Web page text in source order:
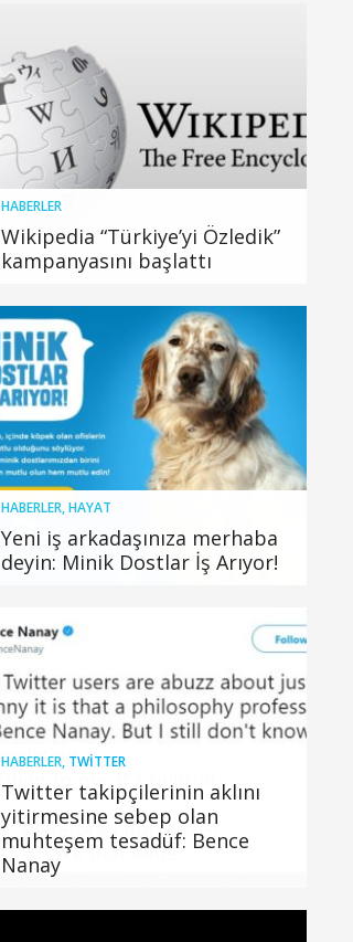
HABERLER
Wikipedia “Türkiye’yi Özledik”
kampanyasını başlattı
HABERLER,HAYAT
Yeni iş arkadaşınıza merhaba
deyin: Minik Dostlar İş Arıyor!
HABERLER, TWITTER
Twitter takipçilerinin aklını
yitirmesine sebep olan
muhteşem tesadüf: Bence
Nanay